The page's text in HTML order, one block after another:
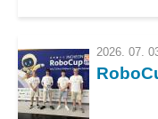
2026. 07.